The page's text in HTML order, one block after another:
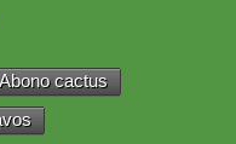
Abono cactus